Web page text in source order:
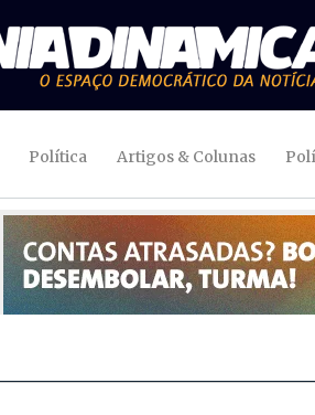
Política Artigos & Colunas